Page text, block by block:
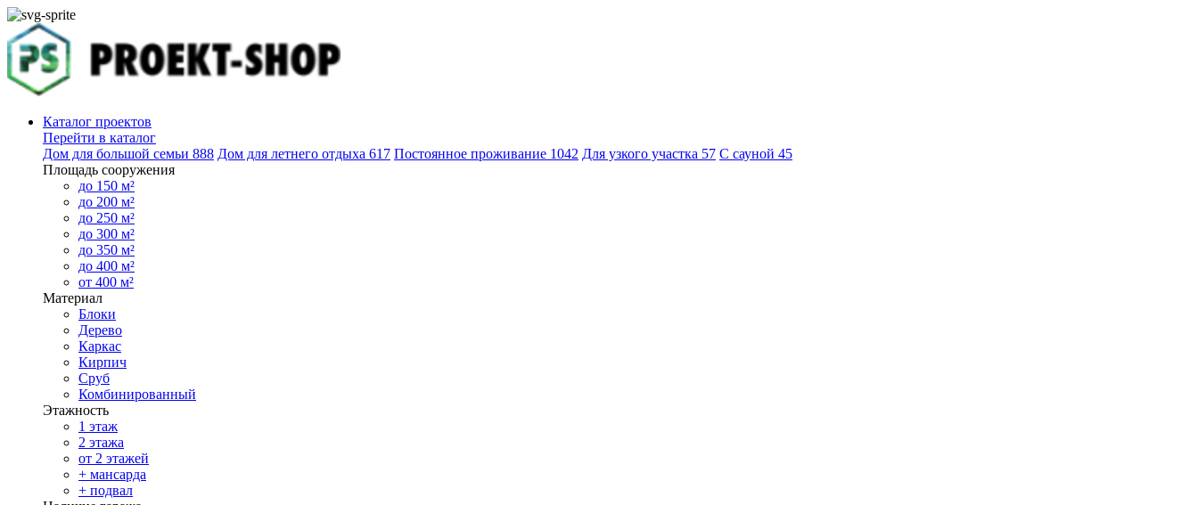
Каталог проектов
Перейти в каталог
Дом для большой семьи 888 Дом для летнего отдыха 617 Постоянное проживание 1042 Для узкого участка 57 С сауной 45
Площадь сооружения
до 150 м²
до 200 м²
до 250 м²
до 300 м²
до 350 м²
до 400 м²
от 400 м²
Материал
Блоки
Дерево
Каркас
Кирпич
Сруб
Комбинированный
Этажность
1 этаж
2 этажа
от 2 этажей
+ мансарда
+ подвал